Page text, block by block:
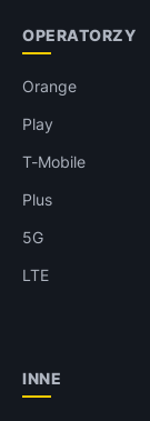
OPERATORZY
Orange
Play
T-Mobile
Plus
5G
LTE
INNE